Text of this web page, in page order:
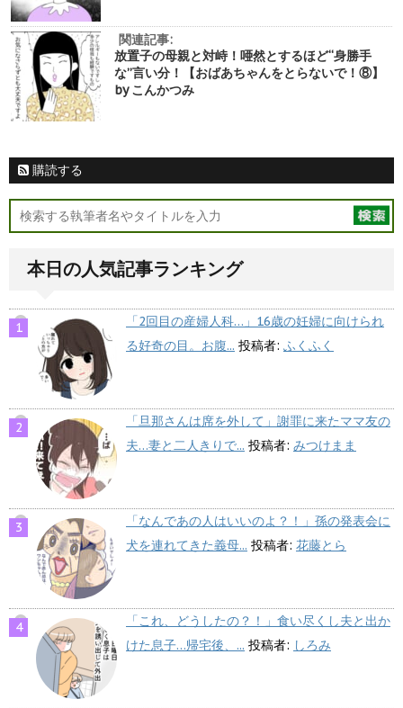
関連記事:
放置子の母親と対峙！唖然とするほど“身勝手
な”言い分！【おばあちゃんをとらないで！⑧】
by こんかつみ
購読する
本日の人気記事ランキング
「2回目の産婦人科…」16歳の妊婦に向けられ
る好奇の目。お腹... 投稿者: ふくふく
「旦那さんは席を外して」謝罪に来たママ友の
夫…妻と二人きりで... 投稿者: みつけまま
「なんであの人はいいのよ？！」孫の発表会に
犬を連れてきた義母... 投稿者: 花藤とら
「これ、どうしたの？！」食い尽くし夫と出か
けた息子…帰宅後、... 投稿者: しろみ